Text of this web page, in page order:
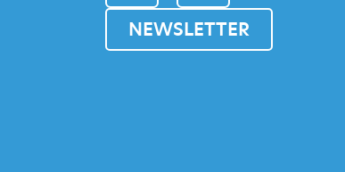
NEWSLETTER